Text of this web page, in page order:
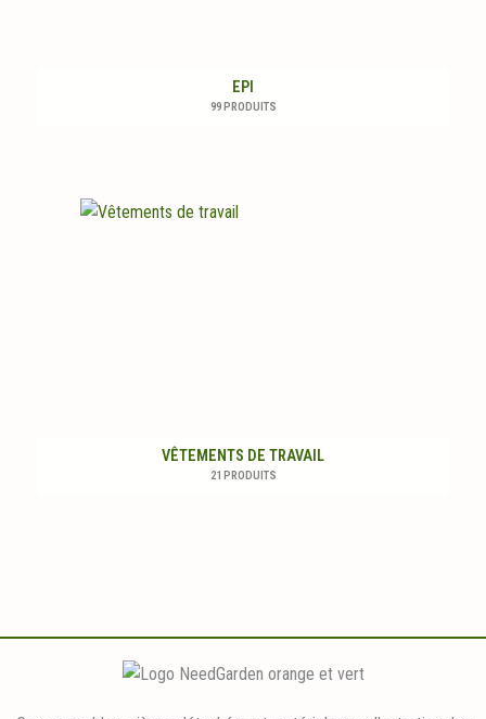
EPI
99 PRODUITS
VÊTEMENTS DE TRAVAIL
21 PRODUITS